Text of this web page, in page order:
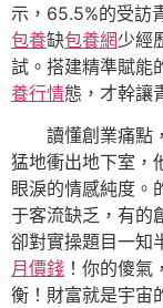
示，65.5%的受訪
包養缺包養網少經
試。搭建精準賦能
養行情態，才幹讓
讀懂創業痛點
猛地衝出地下室，
眼淚的情感純度。
于客流缺乏，有的
卻對實操題目一知
月價錢 ！你的傻
衡！財富就是宇宙